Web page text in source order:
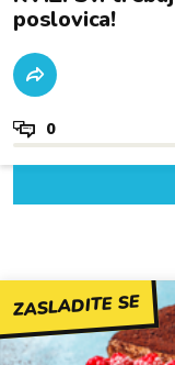
poslovica!
0
ZASLADITE SE